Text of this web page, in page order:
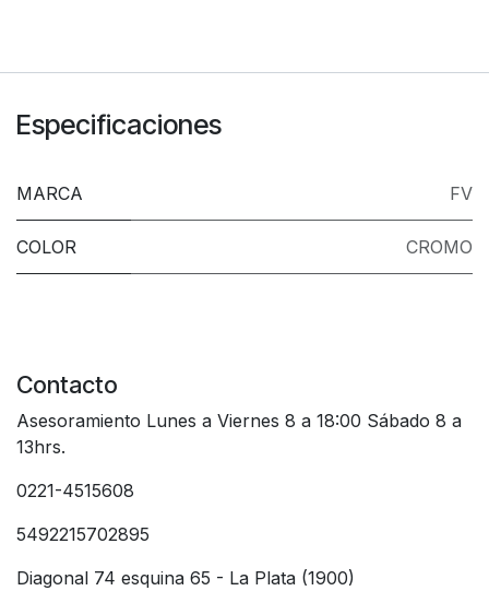
Especificaciones
MARCA FV
COLOR CROMO
Contacto
Asesoramiento Lunes a Viernes 8 a 18:00 Sábado 8 a
13hrs.
0221-4515608
5492215702895
Diagonal 74 esquina 65 - La Plata (1900)